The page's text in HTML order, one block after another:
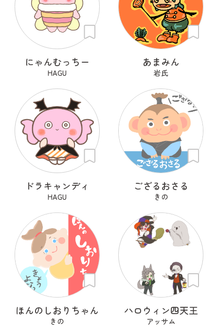
にゃんむっちー
HAGU
あまみん
岩氏
ドラキャンディ
HAGU
ござるおさる
きの
ほんのしおりちゃん
きの
ハロウィン四天王
アッサム